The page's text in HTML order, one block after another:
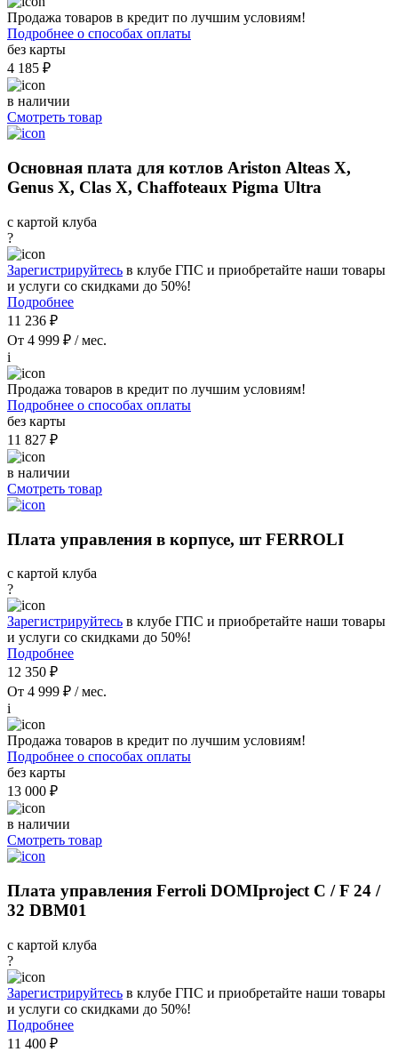
Продажа товаров в кредит по лучшим условиям!
Подробнее о способах оплаты
без карты
4 185 ₽
в наличии
Смотреть товар
Основная плата для котлов Ariston Alteas X,
Genus X, Clas X, Chaffoteaux Pigma Ultra
с картой клуба
?
Зарегистрируйтесь в клубе ГПС и приобретайте наши товары
и услуги со скидками до 50%!
Подробнее
11 236 ₽
От 4 999 ₽ / мес.
i
Продажа товаров в кредит по лучшим условиям!
Подробнее о способах оплаты
без карты
11 827 ₽
в наличии
Смотреть товар
Плата управления в корпусе, шт FERROLI
с картой клуба
?
Зарегистрируйтесь в клубе ГПС и приобретайте наши товары
и услуги со скидками до 50%!
Подробнее
12 350 ₽
От 4 999 ₽ / мес.
i
Продажа товаров в кредит по лучшим условиям!
Подробнее о способах оплаты
без карты
13 000 ₽
в наличии
Смотреть товар
Плата управления Ferroli DOMIproject C / F 24 /
32 DBM01
с картой клуба
?
Зарегистрируйтесь в клубе ГПС и приобретайте наши товары
и услуги со скидками до 50%!
Подробнее
11 400 ₽